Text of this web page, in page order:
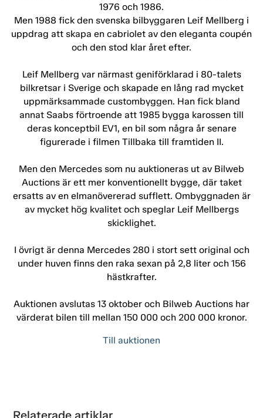
1976 och 1986.
Men 1988 fick den svenska bilbyggaren Leif Mellberg i
uppdrag att skapa en cabriolet av den eleganta coupén
och den stod klar året efter.
Leif Mellberg var närmast geniförklarad i 80-talets
bilkretsar i Sverige och skapade en lång rad mycket
uppmärksammade custombyggen. Han fick bland
annat Saabs förtroende att 1985 bygga karossen till
deras konceptbil EV1, en bil som några år senare
figurerade i filmen Tillbaka till framtiden II.
Men den Mercedes som nu auktioneras ut av Bilweb
Auctions är ett mer konventionellt bygge, där taket
ersatts av en elmanövererad sufflett. Ombyggnaden är
av mycket hög kvalitet och speglar Leif Mellbergs
skicklighet.
I övrigt är denna Mercedes 280 i stort sett original och
under huven finns den raka sexan på 2,8 liter och 156
hästkrafter.
Auktionen avslutas 13 oktober och Bilweb Auctions har
värderat bilen till mellan 150 000 och 200 000 kronor.
Till auktionen
Relaterade artiklar